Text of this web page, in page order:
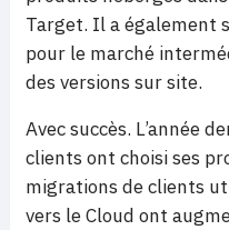
Target. Il a également
pour le marché
des versions sur site.
Avec succès. L’année
clients ont choisi ses
migrations de clients
vers le Cloud ont